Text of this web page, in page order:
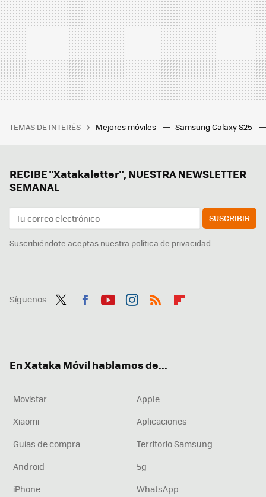
TEMAS DE INTERÉS Mejores móviles Samsung Galaxy S25
RECIBE "Xatakaletter", NUESTRA NEWSLETTER
SEMANAL
SUSCRIBIR
Suscribiéndote aceptas nuestra política de privacidad
Síguenos
En Xataka Móvil hablamos de...
Movistar
Apple
Xiaomi
Aplicaciones
Guías de compra
Territorio Samsung
Android
5g
iPhone
WhatsApp